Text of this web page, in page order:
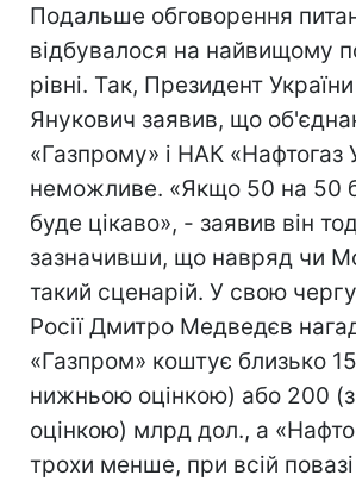
Подальше обговорення
відбувалося на найвищому
рівні. Так, Президент
Янукович заявив, що
«Газпрому» і НАК «Нафтогаз
неможливе. «Якщо 50 на 50
буде цікаво», - заявив він
зазначивши, що навряд чи
такий сценарій. У свою
Росії Дмитро Медведєв
«Газпром» коштує близько
нижньою оцінкою) або 200
оцінкою) млрд дол., а
трохи менше, при всій